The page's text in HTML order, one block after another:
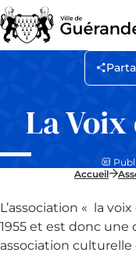
La
Accueil
L’association « la
1955 et est donc une
association culturelle